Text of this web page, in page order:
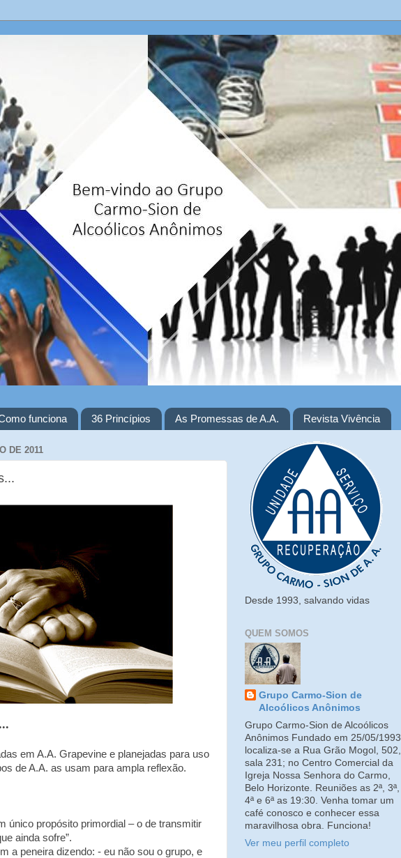
funciona 36 Princípios As Promessas de A.A. Revista Vivência
DE 2011
em A.A. Grapevine e planejadas para uso
de A.A. as usam para ampla reflexão.
único propósito primordial – o de transmitir
ainda sofre”.
a peneira dizendo: - eu não sou o grupo, e
Desde 1993, salvando vidas
QUEM SOMOS
Grupo Carmo-Sion de
Alcoólicos Anônimos
Grupo Carmo-Sion de Alcoólicos
Anônimos Fundado em 25/05/1993,
localiza-se a Rua Grão Mogol, 502,
sala 231; no Centro Comercial da
Igreja Nossa Senhora do Carmo,
Belo Horizonte. Reuniões as 2ª, 3ª,
4ª e 6ª as 19:30. Venha tomar um
café conosco e conhecer essa
maravilhosa obra. Funciona!
Ver meu perfil completo